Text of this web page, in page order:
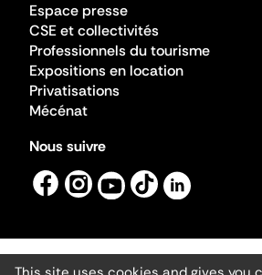
Espace presse
CSE et collectivités
Professionnels du tourisme
Expositions en location
Privatisations
Mécénat
Nous suivre